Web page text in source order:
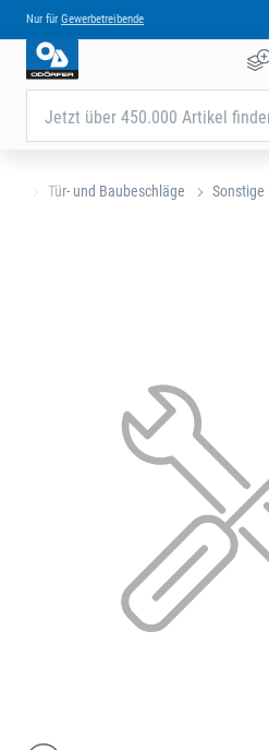
Nur für Gewerbetreibende
Jetzt über 450.000 Artikel
Tür- und Baubeschläge Sonstige